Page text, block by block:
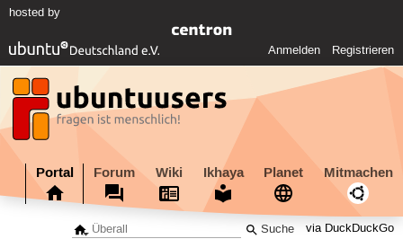
hosted by
Anmelden Registrieren
Portal Forum Wiki Ikhaya Planet Mitmachen
via DuckDuckGo